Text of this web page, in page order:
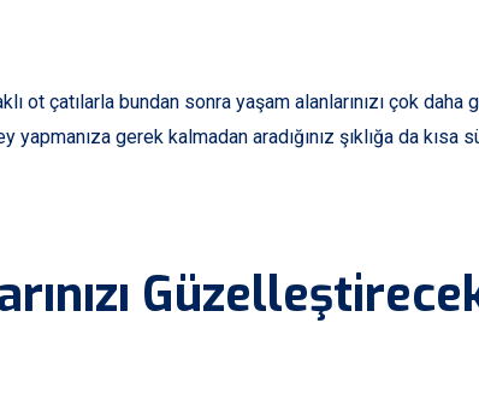
ot çatılarla bundan sonra yaşam alanlarınızı çok
gerek kalmadan aradığınız şıklığa da kısa